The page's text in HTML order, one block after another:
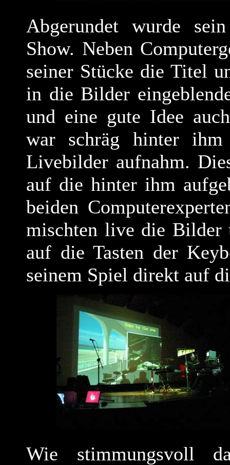
Abgerundet wurde
Show. Neben
seiner Stücke die Titel
in die Bilder
und eine gute Idee
war schräg hinter ihm
Livebilder aufnahm.
auf die hinter ihm
beiden
mischten live die Bilder
auf die Tasten der
seinem Spiel direkt auf
Wie stimmungsvoll